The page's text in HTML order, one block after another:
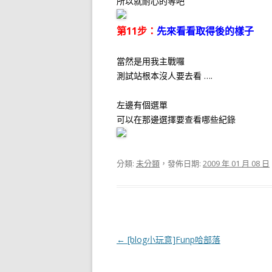
第11步： 先來看看取得後的樣子
當然是用我主戰囉
測試站根本沒人要去看 ….
左邊有個選單
可以在那邊選擇要查看哪些紀錄
分類: 未分類 ，發佈日期: 2009 年 01 月 08 日
文
← [blog小玩意]Funp哈部落